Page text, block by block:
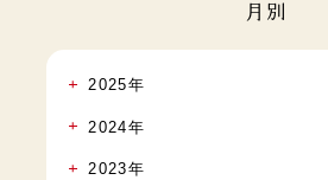
月別
2025年
2024年
2023年